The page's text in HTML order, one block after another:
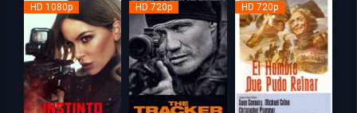
HD 1080p HD 720p HD 720p